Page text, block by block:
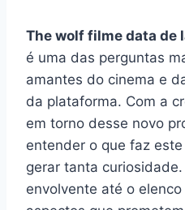
The wolf filme data de
é uma das perguntas
amantes do cinema e
da plataforma. Com a
em torno desse novo
entender o que faz
gerar tanta
envolvente até o